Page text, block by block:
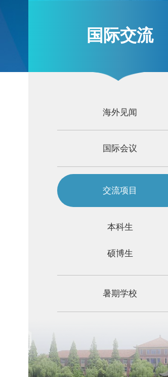
国际交流
海外见闻
国际会议
交流项目
本科生
硕博生
暑期学校